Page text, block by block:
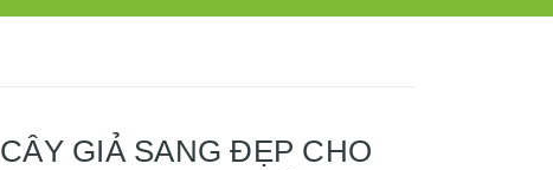
CÂY GIẢ SANG ĐẸP CHO